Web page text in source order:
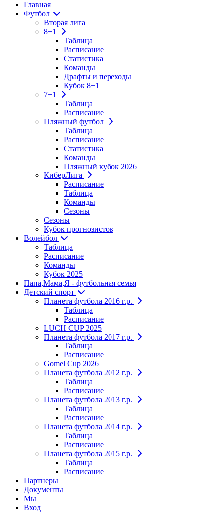
Главная
Футбол
Вторая лига
8+1
Таблица
Расписание
Статистика
Команды
Драфты и переходы
Кубок 8+1
7+1
Таблица
Расписание
Пляжный футбол
Таблица
Расписание
Статистика
Команды
Пляжный кубок 2026
КиберЛига
Расписание
Таблица
Команды
Сезоны
Сезоны
Кубок прогнозистов
Волейбол
Таблица
Расписание
Команды
Кубок 2025
Папа,Мама,Я - футбольная семья
Детский спорт
Планета футбола 2016 г.р.
Таблица
Расписание
LUCH CUP 2025
Планета футбола 2017 г.р.
Таблица
Расписание
Gomel Cup 2026
Планета футбола 2012 г.р.
Таблица
Расписание
Планета футбола 2013 г.р.
Таблица
Расписание
Планета футбола 2014 г.р.
Таблица
Расписание
Планета футбола 2015 г.р.
Таблица
Расписание
Партнеры
Документы
Мы
Вход